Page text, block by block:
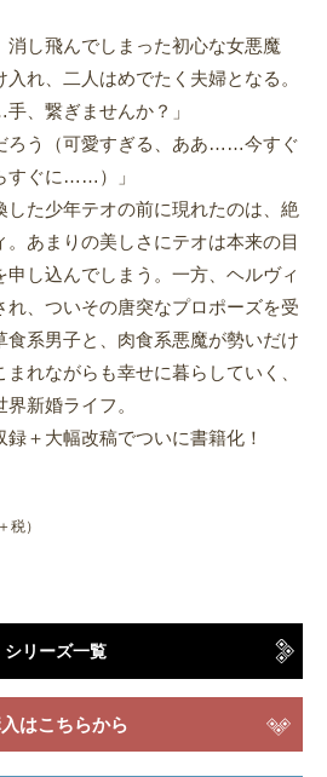
消し飛んでしまった初心な女悪魔
れ、二人はめでたく夫婦となる。
、繋ぎませんか？」
う（可愛すぎる、ああ……今すぐ
すぐに……）」
た少年テオの前に現れたのは、絶
あまりの美しさにテオは本来の目
し込んでしまう。一方、ヘルヴィ
れ、ついその唐突なプロポーズを受
系男子と、肉食系悪魔が勢いだけ
れながらも幸せに暮らしていく、
新婚ライフ。
＋大幅改稿でついに書籍化！
税）
シリーズ一覧
はこちらから